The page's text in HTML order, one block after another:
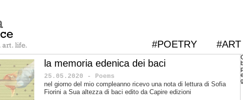
#POETRY #ART
la memoria edenica dei baci
25.05.2020 - Poems
nel giorno del mio compleanno ricevo una nota di lettura di Sofia
Fiorini a Sua altezza di baci edito da Capire edizioni